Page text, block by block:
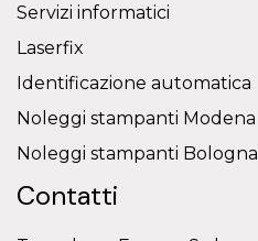
Servizi informatici
Laserfix
Identificazione automatica
Noleggi stampanti Modena
Noleggi stampanti Bologna
Contatti